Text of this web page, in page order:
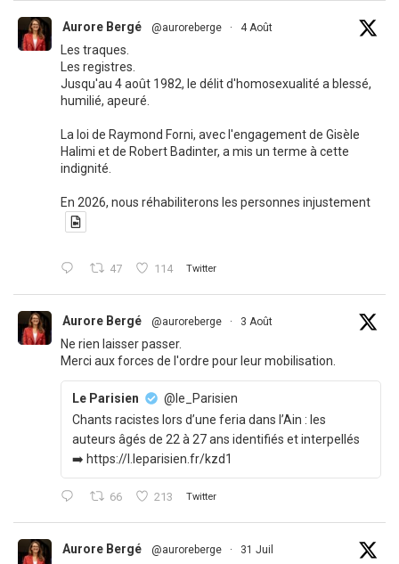
Aurore Bergé @auroreberge · 4 Août
Les traques.
Les registres.
Jusqu'au 4 août 1982, le délit d'homosexualité a blessé,
humilié, apeuré.
La loi de Raymond Forni, avec l'engagement de Gisèle
Halimi et de Robert Badinter, a mis un terme à cette
indignité.
En 2026, nous réhabiliterons les personnes injustement
47 114 Twitter
Aurore Bergé @auroreberge · 3 Août
Ne rien laisser passer.
Merci aux forces de l'ordre pour leur mobilisation.
Le Parisien
@le_Parisien
Chants racistes lors d’une feria dans l’Ain : les
auteurs âgés de 22 à 27 ans identifiés et interpellés
➡️ https://l.leparisien.fr/kzd1
66 213 Twitter
Aurore Bergé @auroreberge · 31 Juil